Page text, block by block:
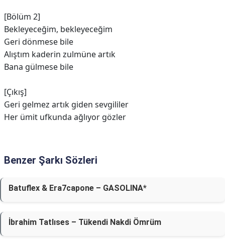
[Bölüm 2]
Bekleyeceğim, bekleyeceğim
Geri dönmese bile
Alıştım kaderin zulmüne artık
Bana gülmese bile
[Çıkış]
Geri gelmez artık giden sеvgililer
Her ümit ufkunda ağlıyor gözler
Benzer Şarkı Sözleri
Batuflex & Era7capone – GASOLINA*
İbrahim Tatlıses – Tükendi Nakdi Ömrüm